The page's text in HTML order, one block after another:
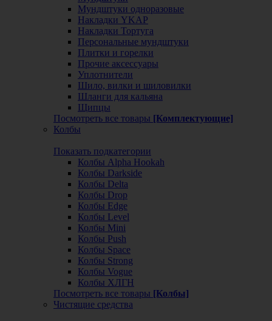
Мундштуки одноразовые
Накладки YKAP
Накладки Тортуга
Персональные мундштуки
Плитки и горелки
Прочие аксессуары
Уплотнители
Шило, вилки и шиловилки
Шланги для кальяна
Щипцы
Посмотреть все товары [Комплектующие]
Колбы
Показать подкатегории
Колбы Alpha Hookah
Колбы Darkside
Колбы Delta
Колбы Drop
Колбы Edge
Колбы Level
Колбы Mini
Колбы Push
Колбы Space
Колбы Strong
Колбы Vogue
Колбы ХЛГН
Посмотреть все товары [Колбы]
Чистящие средства